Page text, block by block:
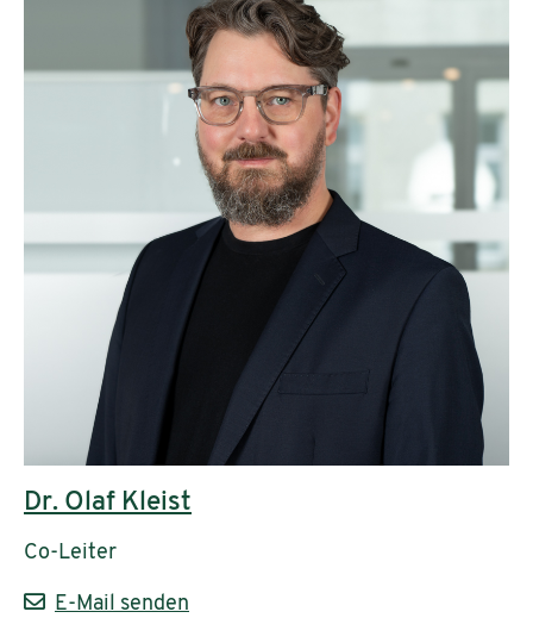
Dr. Olaf Kleist
Co-Leiter
E-Mail senden